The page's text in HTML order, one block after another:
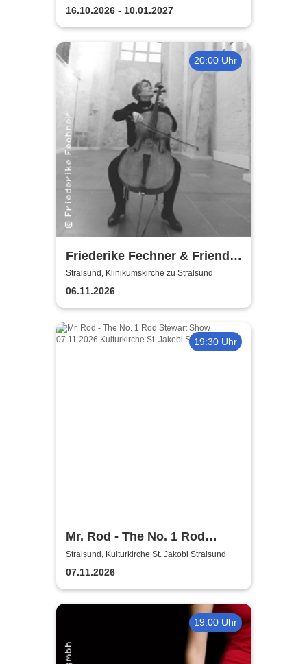
16.10.2026 - 10.01.2027
20:00 Uhr
Friederike Fechner & Friends
- Konzert im dunklen Monat
Stralsund, Klinikumskirche zu Stralsund
06.11.2026
19:30 Uhr
Mr. Rod - The No. 1 Rod
Stewart Show
Stralsund, Kulturkirche St. Jakobi Stralsund
07.11.2026
19:00 Uhr